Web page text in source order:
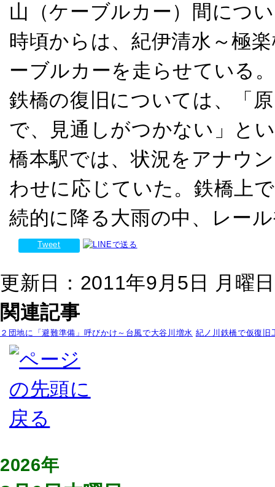
山（ケーブルカー）間につ
時頃からは、紀伊清水～極
ーブルカーを走らせている。
鉄橋の復旧については、「
で、見通しがつかない」と
橋本駅では、状況をアナウ
わせに応じていた。鉄橋上
続的に降る大雨の中、レー
Tweet
更新日：2011年9月5日 月曜
関連記事
２団地に「避難準備」呼びかけ～台風で大谷川増水 紀ノ川鉄橋で仮復旧
2026年